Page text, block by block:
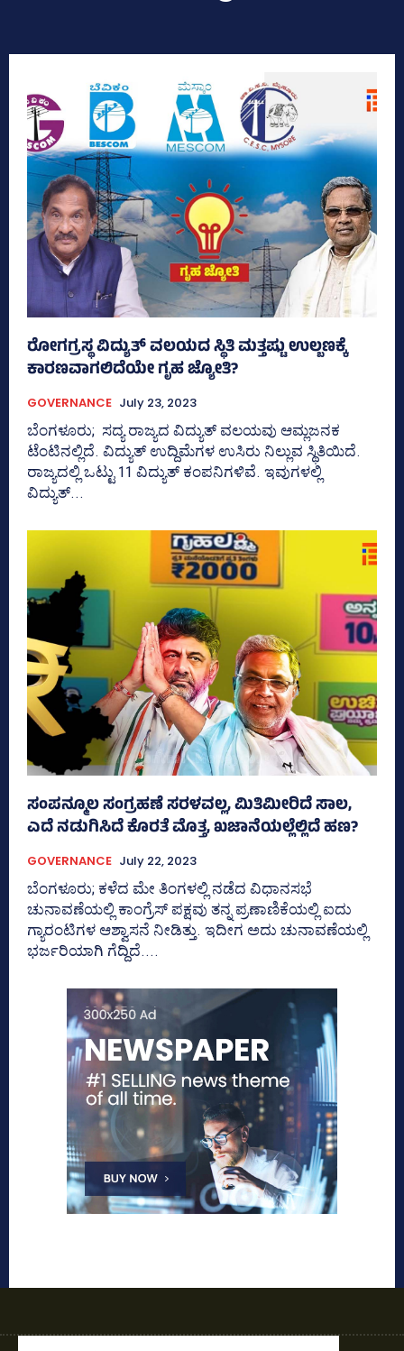
ರೋಗಗ್ರಸ್ಥ ವಿದ್ಯುತ್ ವಲಯದ ಸ್ಥಿತಿ ಮತ್ತಷ್ಟು ಉಲ್ಬಣಕ್ಕೆ
ಕಾರಣವಾಗಲಿದೆಯೇ ಗೃಹ ಜ್ಯೋತಿ?
GOVERNANCE July 23, 2023
ಬೆಂಗಳೂರು; ಸದ್ಯ ರಾಜ್ಯದ ವಿದ್ಯುತ್ ವಲಯವು ಆಮ್ಲಜನಕ
ಟೆಂಟಿನಲ್ಲಿದೆ. ವಿದ್ಯುತ್ ಉದ್ದಿಮೆಗಳ ಉಸಿರು ನಿಲ್ಲುವ ಸ್ಥಿತಿಯಿದೆ.
ರಾಜ್ಯದಲ್ಲಿ ಒಟ್ಟು 11 ವಿದ್ಯುತ್ ಕಂಪನಿಗಳಿವೆ. ಇವುಗಳಲ್ಲಿ
ವಿದ್ಯುತ್...
ಸಂಪನ್ಮೂಲ ಸಂಗ್ರಹಣೆ ಸರಳವಲ್ಲ, ಮಿತಿಮೀರಿದೆ ಸಾಲ,
ಎದೆ ನಡುಗಿಸಿದೆ ಕೊರತೆ ಮೊತ್ತ, ಖಜಾನೆಯಲ್ಲೆಲ್ಲಿದೆ ಹಣ?
GOVERNANCE July 22, 2023
ಬೆಂಗಳೂರು; ಕಳೆದ ಮೇ ತಿಂಗಳಲ್ಲಿ ನಡೆದ ವಿಧಾನಸಭೆ
ಚುನಾವಣೆಯಲ್ಲಿ ಕಾಂಗ್ರೆಸ್ ಪಕ್ಷವು ತನ್ನ ಪ್ರಣಾಣಿಕೆಯಲ್ಲಿ ಐದು
ಗ್ಯಾರಂಟಿಗಳ ಆಶ್ವಾಸನೆ ನೀಡಿತ್ತು. ಇದೀಗ ಅದು ಚುನಾವಣೆಯಲ್ಲಿ
ಭರ್ಜರಿಯಾಗಿ ಗೆದ್ದಿದೆ....